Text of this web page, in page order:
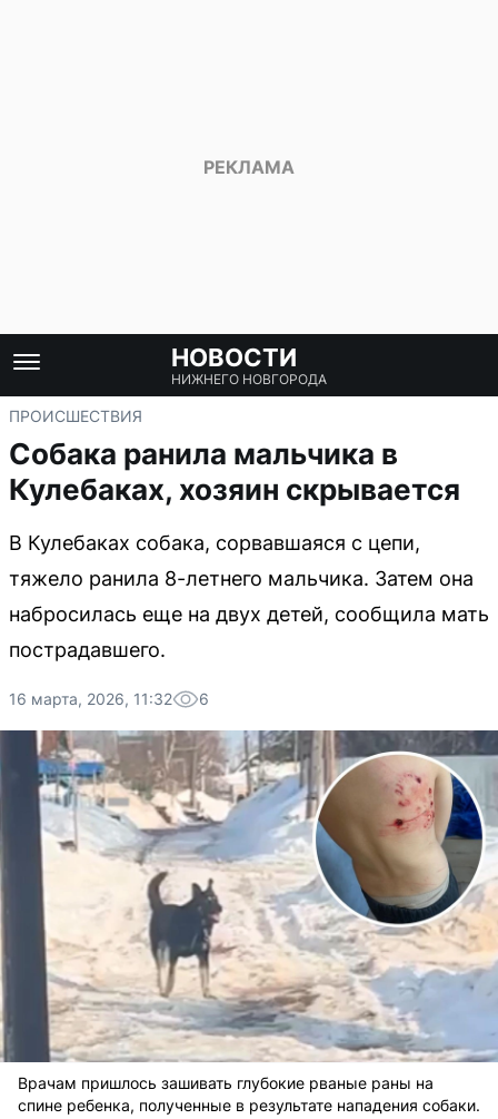
НОВОСТИ
НИЖНЕГО НОВГОРОДА
ПРОИСШЕСТВИЯ
Собака ранила мальчика в
Кулебаках, хозяин скрывается
В Кулебаках собака, сорвавшаяся с цепи,
тяжело ранила 8-летнего мальчика. Затем она
набросилась еще на двух детей, сообщила мать
пострадавшего.
16 марта, 2026, 11:32 6
Врачам пришлось зашивать глубокие рваные раны на
спине ребенка, полученные в результате нападения собаки.